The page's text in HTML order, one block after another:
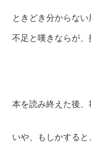
ときどき分からな
不足と嘆きならが、
本を読み終えた後
いや、もしかする